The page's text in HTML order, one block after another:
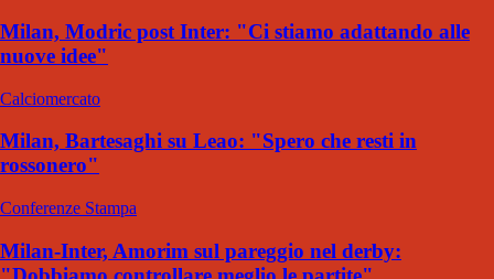
Milan, Modric post Inter: "Ci stiamo adattando alle
nuove idee"
Calciomercato
Milan, Bartesaghi su Leao: "Spero che resti in
rossonero"
Conferenze Stampa
Milan-Inter, Amorim sul pareggio nel derby: